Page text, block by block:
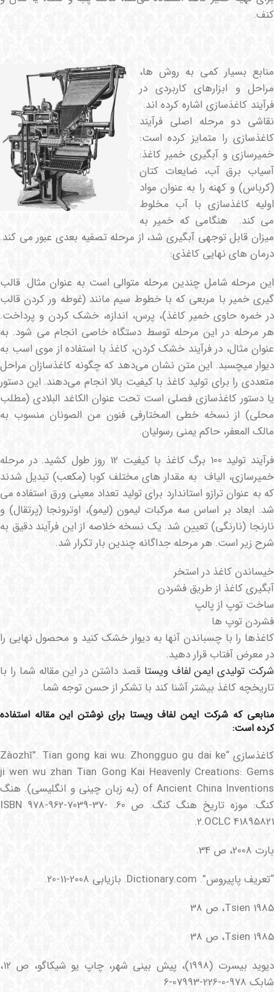
کنف.
منابع بسیار کمی به روش ها،
مراحل و ابزارهای کاربردی در
فرآیند کاغذسازی اشاره کرده اند.
نقاشی دو مرحله اصلی فرآیند
کاغذسازی را متمایز کرده است:
خمیرسازی و آبگیری خمیر کاغذ:
آسیاب برق آب، ضایعات کتان
(کرباس) و کهنه را به عنوان مواد
اولیه کاغذسازی با آب مخلوط
می کند. هنگامی که خمیر به
میزان قابل توجهی آبگیری شد، از مرحله تصفیه بعدی عبور می کند.
درمان های نهایی کاغذی:
این مرحله شامل چندین مرحله متوالی است به عنوان مثال. قالب
گیری خمیر با مربعی که با خطوط سیم مانند (غوطه ور کردن قالب
در خمره حاوی خمیر کاغذ)، پرس، اندازه، خشک کردن و پرداخت.
هر مرحله در این مرحله توسط دستگاه خاصی انجام می شود. به
عنوان مثال، در فرآیند خشک کردن، کاغذ با استفاده از موی اسب به
دیوار میچسبد. این متن نشان می‌دهد که چگونه کاغذسازان مراحل
متعددی را برای تولید کاغذ با کیفیت بالا انجام می‌دهند. این دستور
یا دستور کاغذسازی فصلی است تحت عنوان الکاغد البلادی (مطلب
محلی) از نسخه خطی المختارفی فنون من الصونان منسوب به
مالک المعفر، حاکم یمنی رسولیان.
فرآیند تولید 100 برگ کاغذ با کیفیت 12 روز طول کشید. در مرحله
خمیرسازی، الیاف به مقدار های مختلف کوبا (مکعب) تبدیل شدند
که به عنوان ترازو استاندارد برای تولید تعداد معینی ورق استفاده می
شد. ابعاد بر اساس سه مرکبات لیمون (لیمو)، اوترونجا (پرتقال) و
نارنجا (نارنگی) تعیین شد. یک نسخه خلاصه از این فرآیند دقیق به
شرح زیر است. هر مرحله جداگانه چندین بار تکرار شد.
خیساندن کاغذ در استخر
آبگیری کاغذ از طریق فشردن
ساخت توپ از پالپ
فشردن توپ ها
کاغذها را با چسباندن آنها به دیوار خشک کنید و محصول نهایی را
در معرض آفتاب قرار دهید.
شرکت تولیدی ایمن لفاف ویستا قصد داشتن در این مقاله شما را با
تاریخچه کاغذ بیشتر آشنا کند با تشکر از حسن توجه شما.
منابعی که شرکت ایمن لفاف ویستا برای نوشتن این مقاله استفاده
کرده است:
کاغذسازی “Zàozhǐ”. Tian gong kai wu: Zhongguo gu dai ke
ji wen wu zhan Tian Gong Kai Heavenly Creations: Gems
of Ancient China Inventions (به زبان چینی و انگلیسی). هنگ
کنگ: موزه تاریخ هنگ کنگ. ص 60. ISBN 978-962-7039-37-
2.OCLC 41895821.
بارت 2008، ص 34.
“تعریف پاپیروس”. Dictionary.com. بازیابی 2008-11-20.
Tsien 1985، ص 38
Tsien 1985، ص 38
دیوید بیسرت (1998)، پیش بینی شهر، چاپ یو شیکاگو، ص 12،
شابک 978-0-226-07993-6